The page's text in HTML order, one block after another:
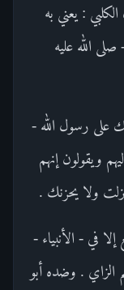
: يعني به
الله عليه
على رسول الله -
ويقولون إنهم
ولا يحزنك .
في - الأنبياء -
الزاي . وضده أبو